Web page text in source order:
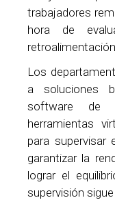
trabajadores
hora de
Los
a soluciones
software de
herramientas
para supervisar
garantizar la
lograr el
supervisión